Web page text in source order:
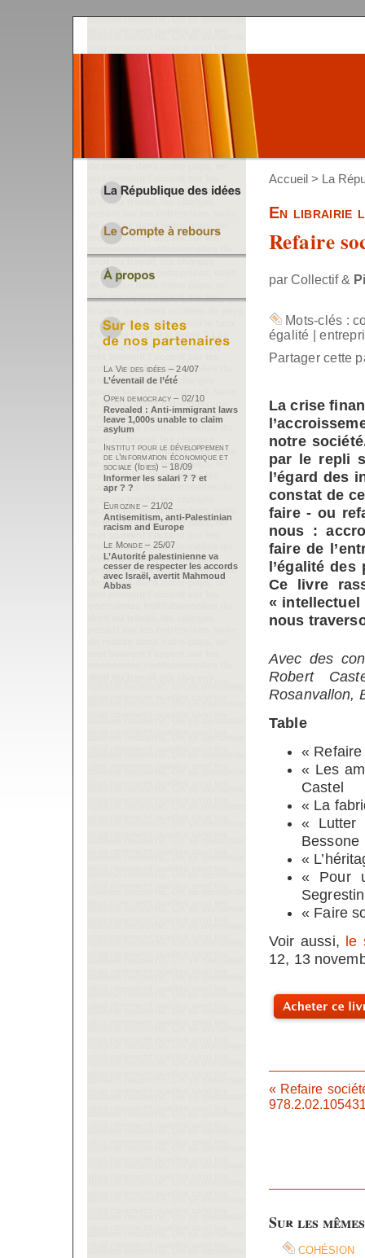
Accueil > La
En librairie
Refaire
par Collectif &
Mots-clés :
égalité |
Partager cette
La crise
notre
par le repli
l’égard des
constat de
faire - ou
nous :
faire de
l’égalité
Ce livre
«
nous
Avec des
Robert
Rosanvallon,
Table
«
« Les
Castel
« La
« Lutter
Bessone
«
« Pour
« Faire
Voir aussi, le
12, 13
« Refaire
Sur les
cohésion
La Vie des idées – 24/07
L’éventail de l’été
Open democracy – 02/10
Revealed : Anti-immigrant laws
leave 1,000s unable to claim
asylum
Institut pour le développement
de l’information économique et
sociale (Idies) – 18/09
Informer les salari ? ? et
apr ? ?
Eurozine – 21/02
Antisemitism, anti-Palestinian
racism and Europe
Le Monde – 25/07
L’Autorité palestinienne va
cesser de respecter les accords
avec Israël, avertit Mahmoud
Abbas